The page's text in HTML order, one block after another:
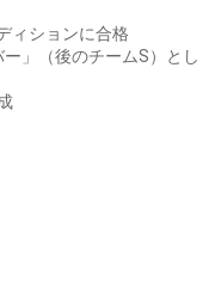
ィションに合格
」（後のチームS）とし